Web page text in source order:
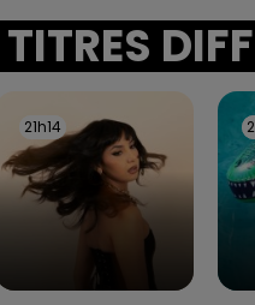
TITRES
21h14
21h14